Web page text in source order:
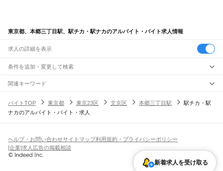
東京都、本郷三丁目駅、駅チカ・駅ナカのアルバイト・バイト求人情報
求人の詳細を表示
条件を追加・変更して検索
市区町村を追加・変更
東京都すべて
東京23区 すべて
江戸川区
八王子市立川市武蔵野市 昭島市調布市町田市小金井市
小平市日野市 狛江市 東大和市 清瀬市
あきる野市西東京市 大島町利島村
駅を追加・変更
JR山手線
大崎駅五反田駅目黒駅恵比寿駅 代々木駅
高田馬場駅
田端駅 西日暮里駅
新橋駅浜松町駅田町駅
職種を追加・変更
飲食・フードサービスすべて
ホールスタッフキッチンスタッフ
パン屋（ベーカリー）
バー（BAR）・バーテンダー
飲食店（店長・マネージャー）
人気
日払いOK高校生歓迎 髪型・髪色自由
留学生・外国人活躍中
雇用形態を追加・変更
関連キーワード
バイトTOP
東京都 東京23区 文京区 本郷三丁目駅
駅チカ・駅
ナカのアルバイト・バイト・求人
新着求人を受け取る
ヘルプ・お問い合わせサイトマップ利用規約・プライバシーポリシー
[企業]求人広告の掲載相談